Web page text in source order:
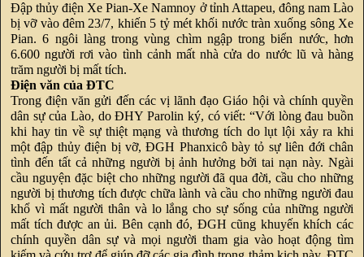
Đập thủy điện Xe Pian-Xe Namnoy ở tỉnh Attapeu, đông nam Lào
bị vỡ vào đêm 23/7, khiến 5 tỷ mét khối nước tràn xuống sông Xe
Pian. 6 ngôi làng trong vùng chìm ngập trong biển nước, hơn
6.600 người rơi vào tình cảnh mất nhà cửa do nước lũ và hàng
trăm người bị mất tích.
Điện văn của ĐTC
Trong điện văn gửi đến các vị lãnh đạo Giáo hội và chính quyền
dân sự của Lào, do ĐHY Parolin ký, có viết: “Với lòng đau buồn
khi hay tin về sự thiệt mạng và thương tích do lụt lội xảy ra khi
một đập thủy điện bị vỡ, ĐGH Phanxicô bày tỏ sự liên đới chân
tình đến tất cả những người bị ảnh hưởng bởi tai nạn này. Ngài
cầu nguyện đặc biệt cho những người đã qua đời, cầu cho những
người bị thương tích được chữa lành và cầu cho những người đau
khổ vì mất người thân và lo lắng cho sự sống của những người
mất tích được an ủi. Bên cạnh đó, ĐGH cũng khuyến khích các
chính quyền dân sự và mọi người tham gia vào hoạt động tìm